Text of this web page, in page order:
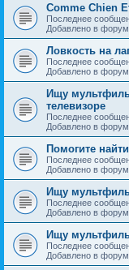
Comme Chien
Последнее
Добавлено в
Ловкость на
Последнее
Добавлено в
Ищу
телевизоре
Последнее
Добавлено в
Помогите
Последнее
Добавлено в
Ищу
Последнее
Добавлено в
Ищу
Последнее
Добавлено в